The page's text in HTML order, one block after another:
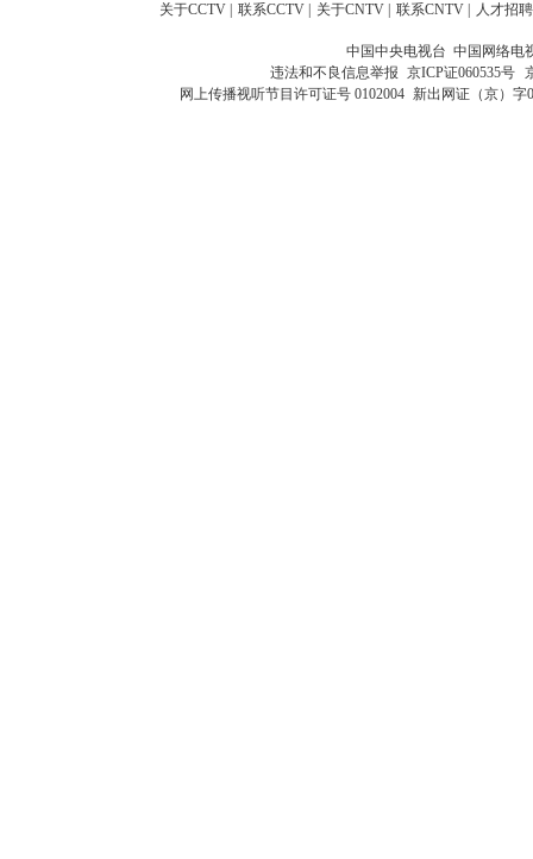
关于CCTV 联系CCTV 关于CNTV 联系CNTV 人才招聘
中国中央电视台 中国网络电
违法和不良信息举报 京ICP证060535号
网上传播视听节目许可证号 0102004 新出网证（京）